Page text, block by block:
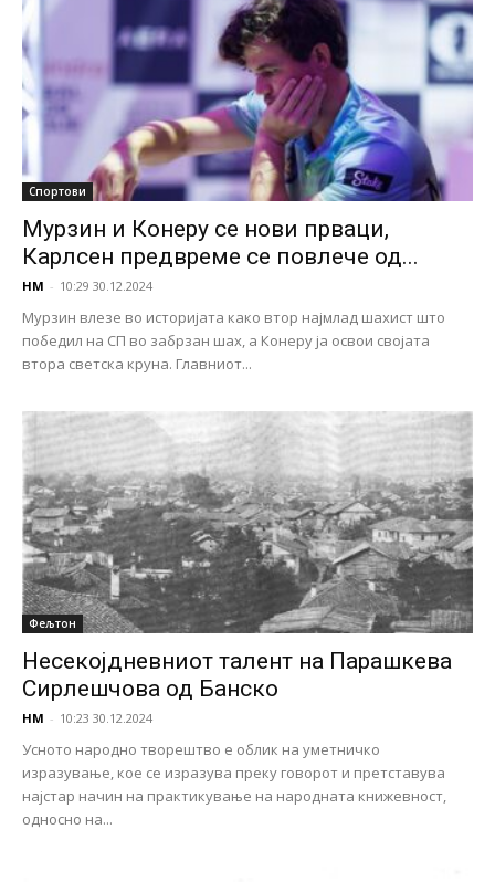
Спортови
Мурзин и Конеру се нови прваци,
Карлсен предвреме се повлече од...
НМ - 10:29 30.12.2024
Мурзин влезе во историјата како втор најмлад шахист што
победил на СП во забрзан шах, а Конеру ја освои својата
втора светска круна. Главниот...
Фељтон
Несекојдневниот талент на Парашкева
Сирлешчова од Банско
НМ - 10:23 30.12.2024
Усното народно творештво е облик на уметничко
изразување, кое се изразува преку говорот и претставува
најстар начин на практикување на народната книжевност,
односно на...